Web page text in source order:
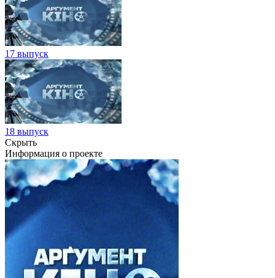
17 выпуск
18 выпуск
Скрыть
Информация о проекте